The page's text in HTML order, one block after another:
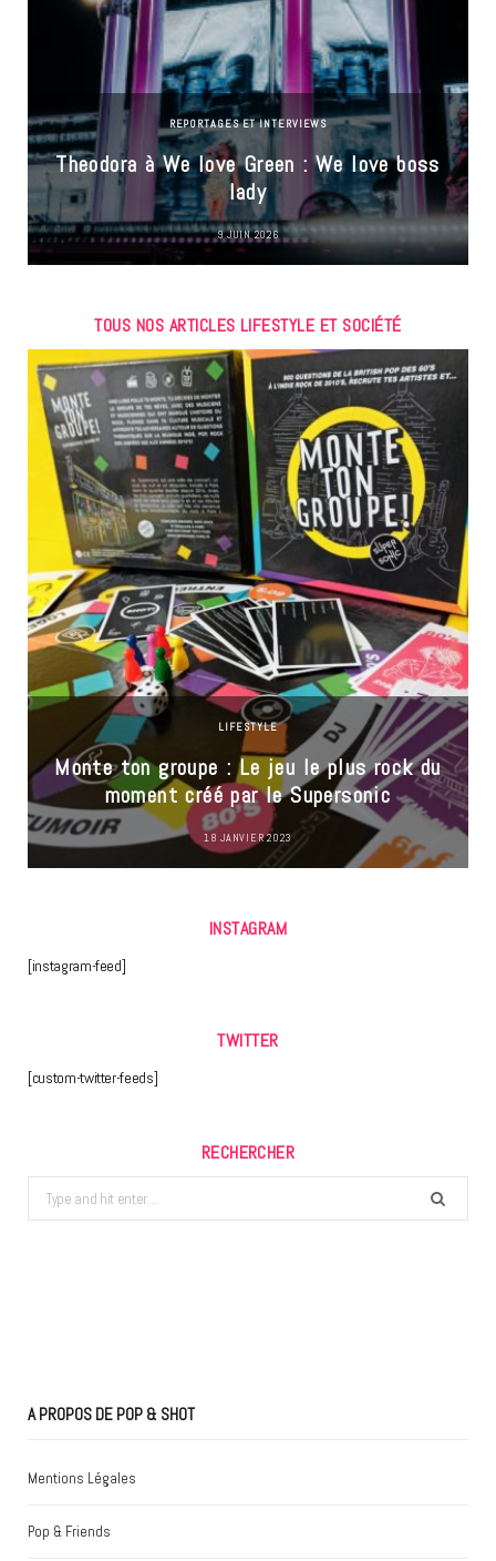
REPORTAGES ET INTERVIEWS
Theodora à We love Green : We love boss
lady
9 JUIN 2026
TOUS NOS ARTICLES LIFESTYLE ET SOCIÉTÉ
LIFESTYLE
Monte ton groupe : Le jeu le plus rock du
moment créé par le Supersonic
18 JANVIER 2023
INSTAGRAM
[instagram-feed]
TWITTER
[custom-twitter-feeds]
RECHERCHER
Search
for:
A PROPOS DE POP & SHOT
Mentions Légales
Pop & Friends